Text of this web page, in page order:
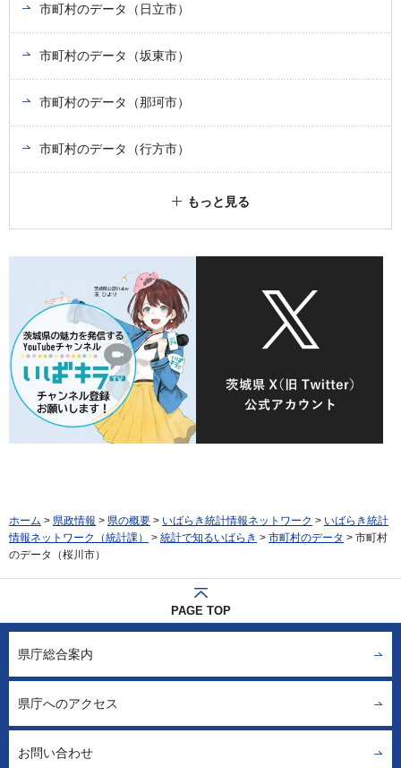
市町村のデータ（日立市）
市町村のデータ（坂東市）
市町村のデータ（那珂市）
市町村のデータ（行方市）
もっと見る
ホーム > 県政情報 > 県の概要 > いばらき統計情報ネットワーク > いばらき統計
情報ネットワーク（統計課）
> 統計で知るいばらき > 市町村のデータ > 市町村
のデータ（桜川市）
PAGE TOP
県庁総合案内
県庁へのアクセス
お問い合わせ